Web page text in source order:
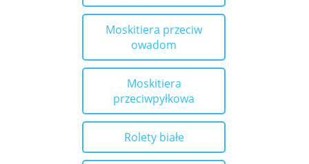
Moskitiera przeciw
owadom
Moskitiera
przeciwpyłkowa
Rolety białe